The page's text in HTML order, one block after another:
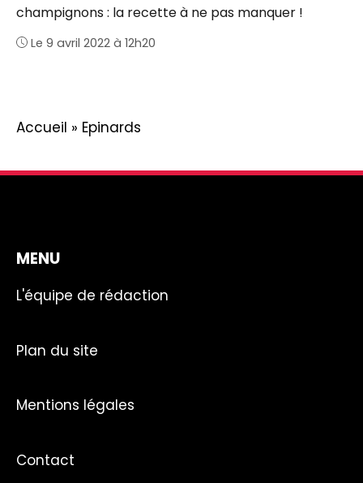
champignons : la recette à ne pas manquer !
Le 9 avril 2022 à 12h20
Accueil » Epinards
MENU
L'équipe de rédaction
Plan du site
Mentions légales
Contact